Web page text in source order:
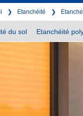
Etanchéité
du sol Etanchéité